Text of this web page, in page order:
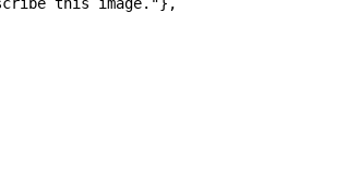
this image."},